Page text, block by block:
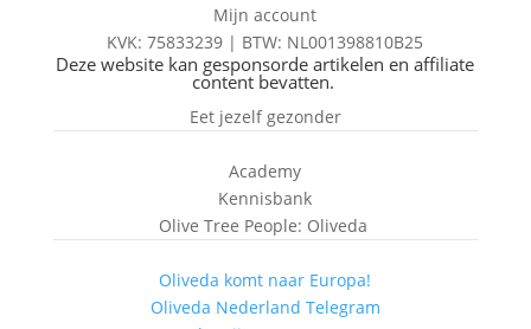
Mijn account
KVK: 75833239 | BTW: NL001398810B25
Deze website kan gesponsorde artikelen en affiliate
content bevatten.
Eet jezelf gezonder
Academy
Kennisbank
Olive Tree People: Oliveda
Oliveda komt naar Europa!
Oliveda Nederland Telegram